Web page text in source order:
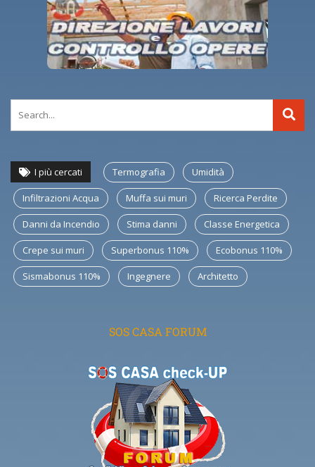
I più cercati Termografia Umidità
Infiltrazioni Acqua Muffa sui muri Ricerca Perdite
Danni da Incendio Stima danni Classe Energetica
Crepe sui muri Superbonus 110% Ecobonus 110%
Sismabonus 110% Ingegnere Architetto
SOS CASA FORUM